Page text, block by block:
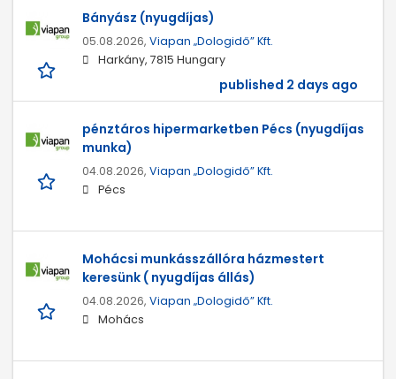
Bányász (nyugdíjas)
05.08.2026, Viapan „Dologidő” Kft.
Harkány, 7815 Hungary
published 2 days ago
pénztáros hipermarketben Pécs (nyugdíjas
munka)
04.08.2026, Viapan „Dologidő” Kft.
Pécs
Mohácsi munkásszállóra házmestert
keresünk ( nyugdíjas állás)
04.08.2026, Viapan „Dologidő” Kft.
Mohács